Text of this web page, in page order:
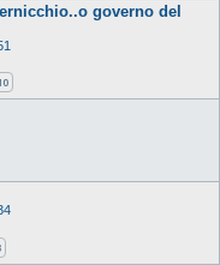
governo del